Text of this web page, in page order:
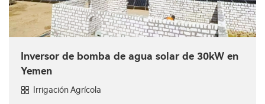
Inversor de bomba de agua solar de 30kW en
Yemen
Irrigación Agrícola